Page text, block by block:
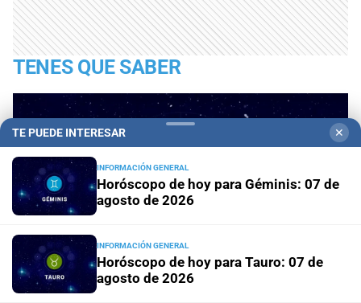
TENES QUE SABER
TE PUEDE INTERESAR ✕
INFORMACIÓN GENERAL
Horóscopo de hoy para Géminis: 07 de
agosto de 2026
INFORMACIÓN GENERAL
Horóscopo de hoy para Tauro: 07 de
agosto de 2026